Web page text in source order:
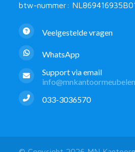
btw-nummer:
Veelgestelde vragen
WhatsApp
Support via email
033-3036570